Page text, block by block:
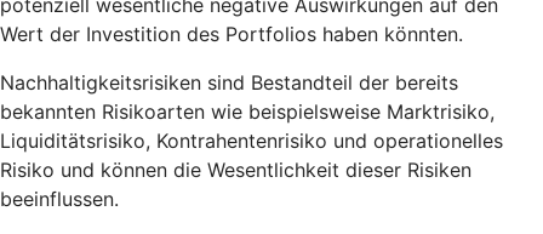
potenziell wesentliche negative Auswirkungen auf den
Wert der Investition des Portfolios haben könnten.
Nachhaltigkeitsrisiken sind Bestandteil der bereits
bekannten Risikoarten wie beispielsweise Marktrisiko,
Liquiditätsrisiko, Kontrahentenrisiko und operationelles
Risiko und können die Wesentlichkeit dieser Risiken
beeinflussen.